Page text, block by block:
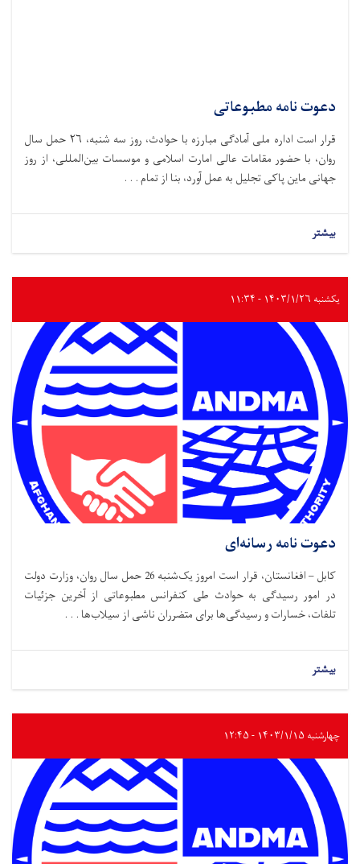
دعوت نامه مطبوعاتی
قرار است اداره ملی آمادگی مبارزه با حوادث،‌ روز سه شنبه، ۲۶ حمل سال
روان، با حضور مقامات عالی امارت اسلامی و موسسات بین‌المللی، از روز
جهانی ماین پاکی تجلیل به عمل آورد، بنا از تمام . . .
بیشتر
یکشنبه ۱۴۰۳/۱/۲۶ - ۱۱:۳۴
دعوت نامه رسانه‌ای
کابل – افغانستان، قرار است امروز یک‌شنبه 26 حمل سال روان، وزارت دولت
در امور رسیدگی به حوادث طی کنفرانس مطبوعاتی از آخرین جزئیات
تلفات، خسارات و رسیدگی‌ها برای متضرران ناشی از سیلاب‌ها . . .
بیشتر
چهارشنبه ۱۴۰۳/۱/۱۵ - ۱۲:۴۵